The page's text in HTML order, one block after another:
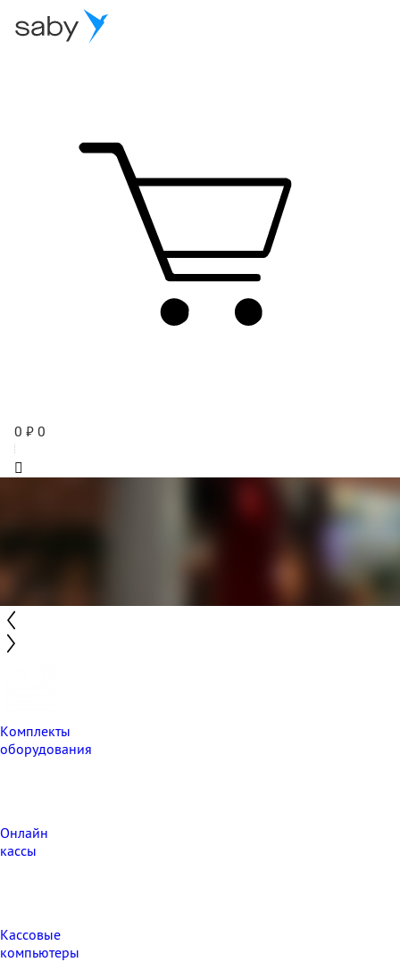
0 ₽ 0
Комплекты
оборудования
Онлайн
кассы
Кассовые
компьютеры